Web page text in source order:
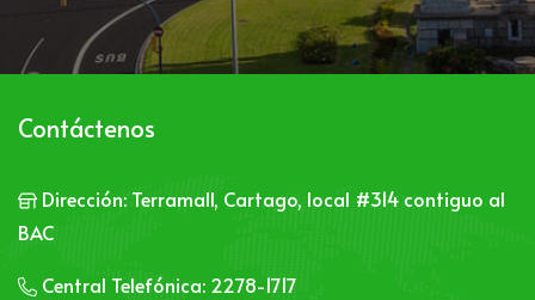
Contáctenos
Dirección: Terramall, Cartago, local #314 contiguo al
BAC
Central Telefónica: 2278-1717